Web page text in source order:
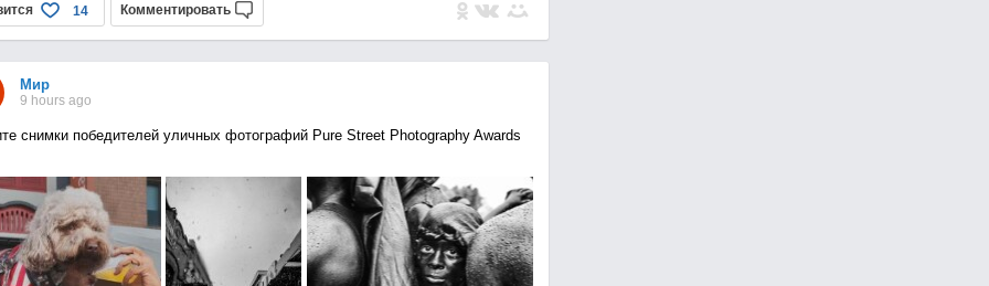
14 Комментировать
Мир
9 hours ago
снимки победителей уличных фотографий Pure Street Photography Awards